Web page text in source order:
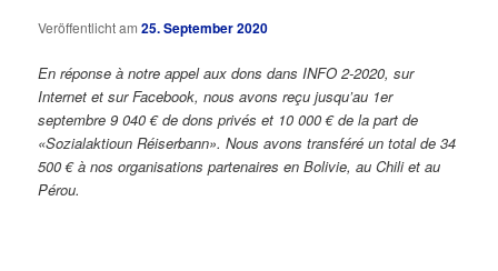
Veröffentlicht am25. September 2020
En réponse à notre appel aux dons dans INFO 2-2020, sur
Internet et sur Facebook, nous avons reçu jusqu’au 1er
septembre 9 040 € de dons privés et 10 000 € de la part de
«Sozialaktioun Réiserbann». Nous avons transféré un total de 34
500 € à nos organisations partenaires en Bolivie, au Chili et au
Pérou.